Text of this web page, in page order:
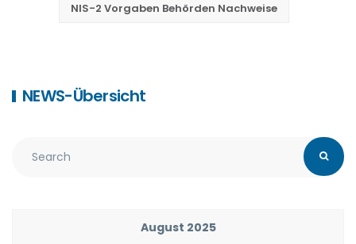
NIS-2 Vorgaben Behörden Nachweise
NEWS-Übersicht
August 2025